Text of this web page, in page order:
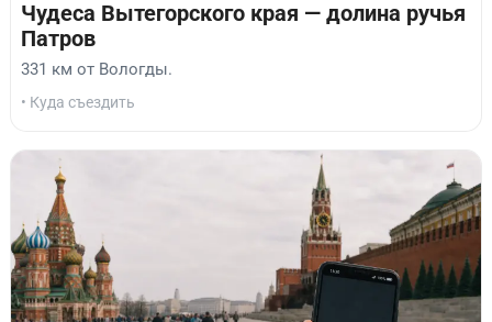
Чудеса Вытегорского края — долина ручья
Патров
331 км от Вологды.
• Куда съездить